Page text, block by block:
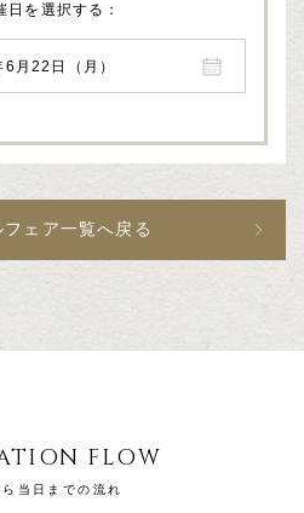
日を選択する
月22日（月）
ェア一覧へ戻る
FLOW
ら当日までの流れ